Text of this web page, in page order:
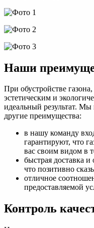
Наши
При обустройстве
эстетическим и
идеальный результат.
другие преимущества:
в нашу команду
гарантируют, что
вас своим видом в
быстрая доставка
что позитивно
отличное
предоставляемой
Контроль